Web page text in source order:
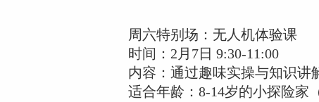
周六特别场：无人机体验课
时间：2月7日 9:30-11:00
内容：通过趣味实操与知识讲
适合年龄：8-14岁的小探险家（